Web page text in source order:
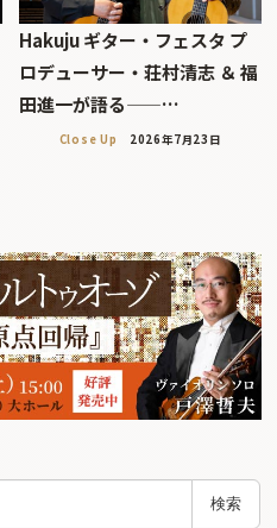
Hakuju ギター・フェスタ プ
ロデューサー・荘村清志 ＆ 福
田進一が語る——…
Close Up 2026年7月23日
検索